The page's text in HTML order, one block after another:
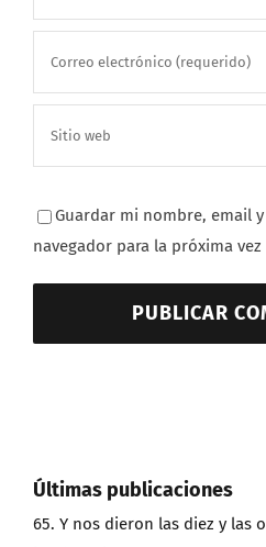
Guardar mi nombre, email
navegador para la próxima
Últimas publicaciones
65. Y nos dieron las diez y las